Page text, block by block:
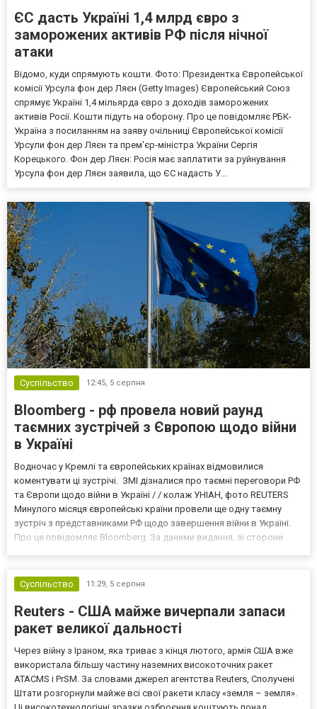
ЄС дасть Україні 1,4 млрд євро з
заморожених активів РФ після нічної
атаки
Відомо, куди спрямують кошти. Фото: Президентка Європейської
комісії Урсула фон дер Ляєн (Getty Images) Європейський Союз
спрямує Україні 1,4 мільярда євро з доходів заморожених
активів Росії. Кошти підуть на оборону. Про це повідомляє РБК-
Україна з посиланням на заяву очільниці Європейської комісії
Урсули фон дер Ляєн та прем'єр-міністра України Сергія
Корецького. Фон дер Ляєн: Росія має заплатити за руйнування
Урсула фон дер Ляєн заявила, що ЄС надасть У...
Суспільство 12:45, 5 серпня
Bloomberg - рф провела новий раунд
таємних зустрічей з Європою щодо війни
в Україні
Водночас у Кремлі та європейських країнах відмовилися
коментувати ці зустрічі. ЗМІ дізналися про таємні переговори РФ
та Європи щодо війни в Україні / / колаж УНІАН, фото REUTERS
Минулого місяця європейські країни провели ще одну таємну
зустріч з представниками РФ щодо завершення війни в Україні.
Про це повідомляє Bloomberg. За даними видання, зі сторони
Суспільство
11:29, 5 серпня
Reuters - США майже вичерпали запаси
ракет великої дальності
Через війну з Іраном, яка триває з кінця лютого, армія США вже
використала більшу частину наземних високоточних ракет
ATACMS і PrSM. За словами джерел агентства Reuters, Сполучені
Штати розгорнули майже всі свої ракети класу «земля – земля».
Ці високотехнологічні зразки озброєння коштують понад